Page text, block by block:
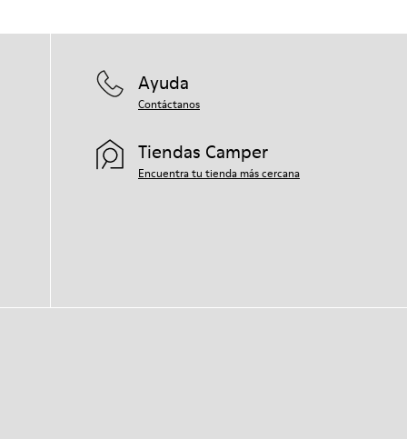
Ayuda
Contáctanos
Tiendas Camper
Encuentra tu tienda más cercana